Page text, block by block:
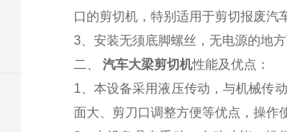
口的剪切机，特别适用于剪切报废汽
3、安装无须底脚螺丝，无电源的地方
二、 汽车大梁剪切机性能及优点：
1、本设备采用液压传动，与机械传
面大、剪刀口调整方便等优点，操作